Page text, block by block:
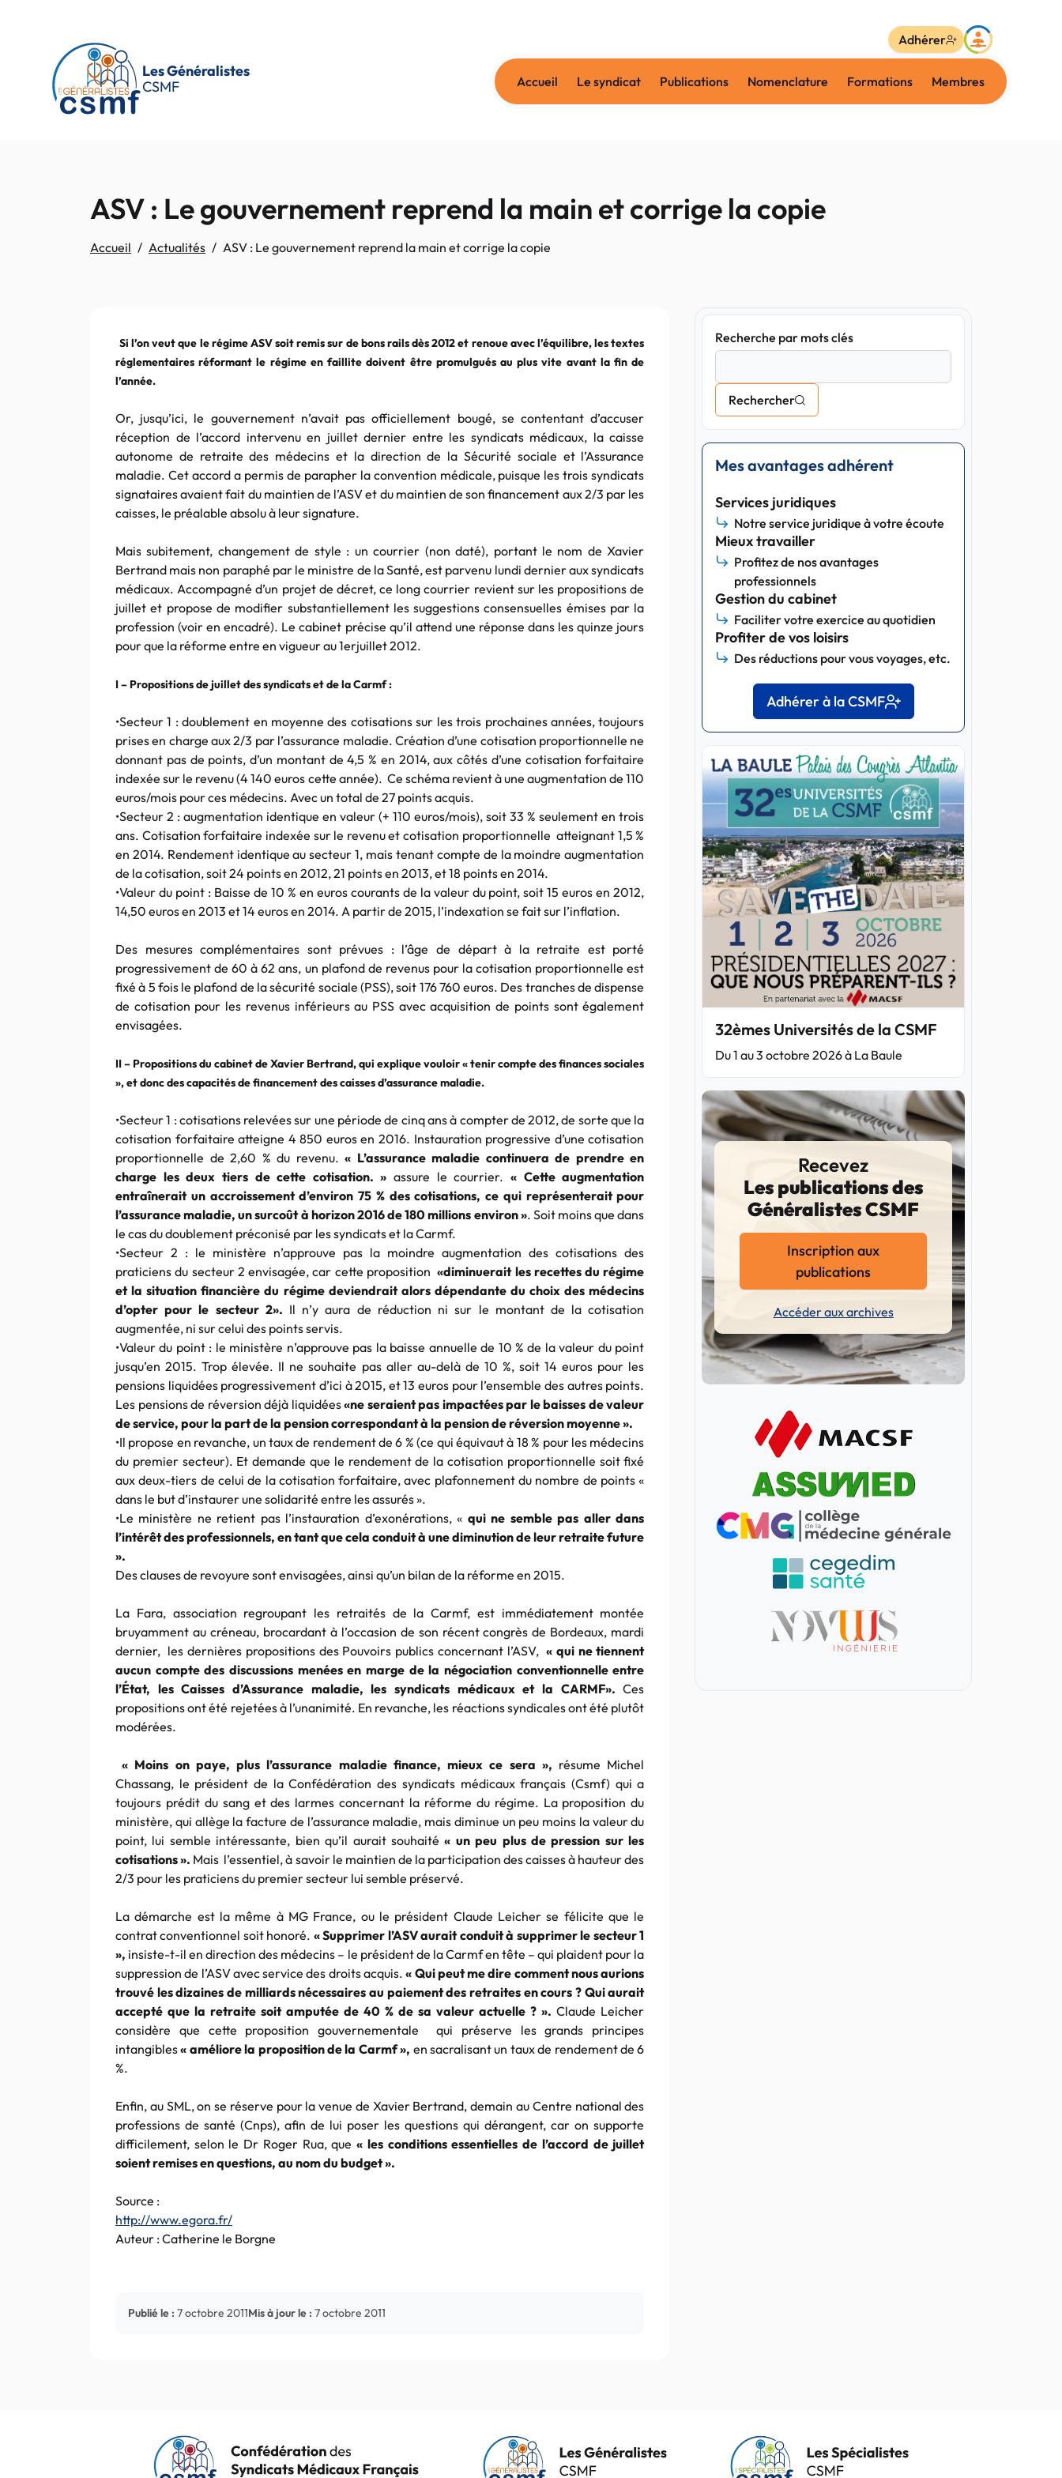
Les Généralistes
CSMF
Accueil Le syndicat Publications Nomenclature Formations Membres
Adhérer
ASV : Le gouvernement reprend la main et corrige la copie
Accueil Actualités ASV : Le gouvernement reprend la main et corrige la copie
Si l’on veut que le régime ASV soit remis sur de bons rails dès 2012 et renoue avec l’équilibre, les textes
réglementaires réformant le régime en faillite doivent être promulgués au plus vite avant la fin de
l’année.
Or, jusqu’ici, le gouvernement n’avait pas officiellement bougé, se contentant d’accuser
réception de l’accord intervenu en juillet dernier entre les syndicats médicaux, la caisse
autonome de retraite des médecins et la direction de la Sécurité sociale et l’Assurance
maladie. Cet accord a permis de parapher la convention médicale, puisque les trois syndicats
signataires avaient fait du maintien de l’ASV et du maintien de son financement aux 2/3 par les
caisses, le préalable absolu à leur signature.
Mais subitement, changement de style : un courrier (non daté), portant le nom de Xavier
Bertrand mais non paraphé par le ministre de la Santé, est parvenu lundi dernier aux syndicats
médicaux. Accompagné d’un projet de décret, ce long courrier revient sur les propositions de
juillet et propose de modifier substantiellement les suggestions consensuelles émises par la
profession (voir en encadré). Le cabinet précise qu’il attend une réponse dans les quinze jours
pour que la réforme entre en vigueur au 1erjuillet 2012.
I – Propositions de juillet des syndicats et de la Carmf :
•Secteur 1 : doublement en moyenne des cotisations sur les trois prochaines années, toujours
prises en charge aux 2/3 par l’assurance maladie. Création d’une cotisation proportionnelle ne
donnant pas de points, d’un montant de 4,5 % en 2014, aux côtés d’une cotisation forfaitaire
indexée sur le revenu (4 140 euros cette année). Ce schéma revient à une augmentation de 110
euros/mois pour ces médecins. Avec un total de 27 points acquis.
•Secteur 2 : augmentation identique en valeur (+ 110 euros/mois), soit 33 % seulement en trois
ans. Cotisation forfaitaire indexée sur le revenu et cotisation proportionnelle atteignant 1,5 %
en 2014. Rendement identique au secteur 1, mais tenant compte de la moindre augmentation
de la cotisation, soit 24 points en 2012, 21 points en 2013, et 18 points en 2014.
•Valeur du point : Baisse de 10 % en euros courants de la valeur du point, soit 15 euros en 2012,
14,50 euros en 2013 et 14 euros en 2014. A partir de 2015, l’indexation se fait sur l’inflation.
Des mesures complémentaires sont prévues : l’âge de départ à la retraite est porté
progressivement de 60 à 62 ans, un plafond de revenus pour la cotisation proportionnelle est
fixé à 5 fois le plafond de la sécurité sociale (PSS), soit 176 760 euros. Des tranches de dispense
de cotisation pour les revenus inférieurs au PSS avec acquisition de points sont également
envisagées.
II – Propositions du cabinet de Xavier Bertrand, qui explique vouloir « tenir compte des finances sociales
», et donc des capacités de financement des caisses d’assurance maladie.
•Secteur 1 : cotisations relevées sur une période de cinq ans à compter de 2012, de sorte que la
cotisation forfaitaire atteigne 4 850 euros en 2016. Instauration progressive d’une cotisation
proportionnelle de 2,60 % du revenu.« L’assurance maladie continuera de prendre en
charge les deux tiers de cette cotisation. » assure le courrier.« Cette augmentation
entraînerait un accroissement d’environ 75 % des cotisations, ce qui représenterait pour
l’assurance maladie, un surcoût à horizon 2016 de 180 millions environ ». Soit moins que dans
le cas du doublement préconisé par les syndicats et la Carmf.
•Secteur 2 : le ministère n’approuve pas la moindre augmentation des cotisations des
praticiens du secteur 2 envisagée, car cette proposition«diminuerait les recettes du régime
et la situation financière du régime deviendrait alors dépendante du choix des médecins
d’opter pour le secteur 2». Il n’y aura de réduction ni sur le montant de la cotisation
augmentée, ni sur celui des points servis.
•Valeur du point : le ministère n’approuve pas la baisse annuelle de 10 % de la valeur du point
jusqu’en 2015. Trop élevée. Il ne souhaite pas aller au-delà de 10 %, soit 14 euros pour les
pensions liquidées progressivement d’ici à 2015, et 13 euros pour l’ensemble des autres points.
Les pensions de réversion déjà liquidées«ne seraient pas impactées par le baisses de valeur
de service, pour la part de la pension correspondant à la pension de réversion moyenne ».
•Il propose en revanche, un taux de rendement de 6 % (ce qui équivaut à 18 % pour les médecins
du premier secteur). Et demande que le rendement de la cotisation proportionnelle soit fixé
aux deux-tiers de celui de la cotisation forfaitaire, avec plafonnement du nombre de points «
dans le but d’instaurer une solidarité entre les assurés ».
•Le ministère ne retient pas l’instauration d’exonérations, « qui ne semble pas aller dans
l’intérêt des professionnels, en tant que cela conduit à une diminution de leur retraite future
».
Des clauses de revoyure sont envisagées, ainsi qu’un bilan de la réforme en 2015.
La Fara, association regroupant les retraités de la Carmf, est immédiatement montée
bruyamment au créneau, brocardant à l’occasion de son récent congrès de Bordeaux, mardi
dernier, les dernières propositions des Pouvoirs publics concernant l’ASV,« qui ne tiennent
aucun compte des discussions menées en marge de la négociation conventionnelle entre
l’État, les Caisses d’Assurance maladie, les syndicats médicaux et la CARMF».Ces
propositions ont été rejetées à l’unanimité. En revanche, les réactions syndicales ont été plutôt
modérées.
« Moins on paye, plus l’assurance maladie finance, mieux ce sera », résume Michel
Chassang, le président de la Confédération des syndicats médicaux français (Csmf) qui a
toujours prédit du sang et des larmes concernant la réforme du régime. La proposition du
ministère, qui allège la facture de l’assurance maladie, mais diminue un peu moins la valeur du
point, lui semble intéressante, bien qu’il aurait souhaité« un peu plus de pression sur les
cotisations ». Mais l’essentiel, à savoir le maintien de la participation des caisses à hauteur des
2/3 pour les praticiens du premier secteur lui semble préservé.
La démarche est la même à MG France, ou le président Claude Leicher se félicite que le
contrat conventionnel soit honoré. « Supprimer l’ASV aurait conduit à supprimer le secteur 1
», insiste-t-il en direction des médecins – le président de la Carmf en tête – qui plaident pour la
suppression de l’ASV avec service des droits acquis.« Qui peut me dire comment nous aurions
trouvé les dizaines de milliards nécessaires au paiement des retraites en cours ? Qui aurait
accepté que la retraite soit amputée de 40 % de sa valeur actuelle ? ».Claude Leicher
considère que cette proposition gouvernementale qui préserve les grands principes
intangibles« améliore la proposition de la Carmf », en sacralisant un taux de rendement de 6
%.
Enfin, au SML, on se réserve pour la venue de Xavier Bertrand, demain au Centre national des
professions de santé (Cnps), afin de lui poser les questions qui dérangent, car on supporte
difficilement, selon le Dr Roger Rua, que« les conditions essentielles de l’accord de juillet
soient remises en questions, au nom du budget ».
Source :
http://www.egora.fr/
Auteur : Catherine le Borgne
Publié le : 7 octobre 2011Mis à jour le : 7 octobre 2011
Recherche par mots clés
Rechercher
Mes avantages adhérent
Services juridiques
Notre service juridique à votre écoute
Mieux travailler
Profitez de nos avantages
professionnels
Gestion du cabinet
Faciliter votre exercice au quotidien
Profiter de vos loisirs
Des réductions pour vous voyages, etc.
Adhérer à la CSMF
32èmes Universités de la CSMF
Du 1 au 3 octobre 2026 à La Baule
Recevez
Les publications des
Généralistes CSMF
Inscription aux
publications
Accéder aux archives